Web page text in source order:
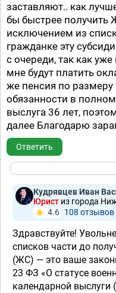
заставляют.. как
бы быстрее получить
исключением из
гражданке эту
с очереди, так как
мне будут платить
же пенсия по
обязанности в
выслуга 36 лет,
далее Благодарю
Ответить
Кудрявцев Иван
Юрист из города
4.6 108 отзывов
Здравствуйте!
списков части до
(ЖС) — это ваше
23 ФЗ «О статусе
календарной выслуги